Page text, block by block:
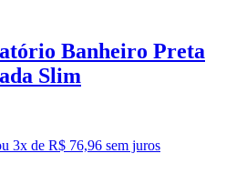
Banheiro Preta
Slim
3x de R$ 76,96 sem juros